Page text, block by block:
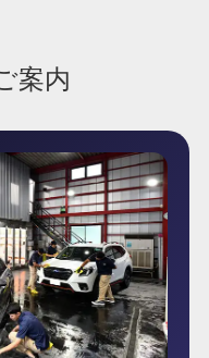
案内